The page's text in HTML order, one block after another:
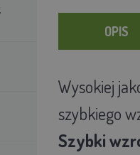
OPIS
Wysokiej
szybkiego
Szybki